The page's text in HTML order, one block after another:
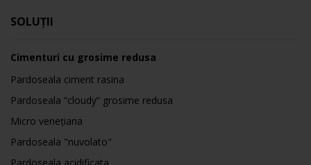
SOLUȚII
Cimenturi cu grosime redusa
Pardoseala ciment rasina
Pardoseala “cloudy” grosime redusa
Micro venețiana
Pardoseala "nuvolato"